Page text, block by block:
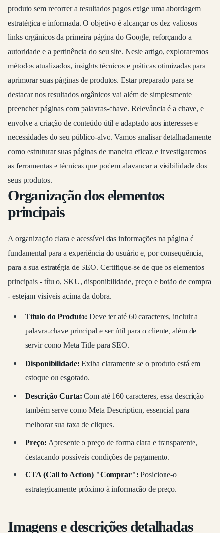
produto sem recorrer a resultados pagos exige uma abordagem
estratégica e informada. O objetivo é alcançar os dez valiosos
links orgânicos da primeira página do Google, reforçando a
autoridade e a pertinência do seu site. Neste artigo, exploraremos
métodos atualizados, insights técnicos e práticas otimizadas para
aprimorar suas páginas de produtos. Estar preparado para se
destacar nos resultados orgânicos vai além de simplesmente
preencher páginas com palavras-chave. Relevância é a chave, e
envolve a criação de conteúdo útil e adaptado aos interesses e
necessidades do seu público-alvo. Vamos analisar detalhadamente
como estruturar suas páginas de maneira eficaz e investigaremos
as ferramentas e técnicas que podem alavancar a visibilidade dos
seus produtos.
Organização dos elementos
principais
A organização clara e acessível das informações na página é
fundamental para a experiência do usuário e, por consequência,
para a sua estratégia de SEO. Certifique-se de que os elementos
principais - título, SKU, disponibilidade, preço e botão de compra
- estejam visíveis acima da dobra.
Título do Produto: Deve ter até 60 caracteres, incluir a
palavra-chave principal e ser útil para o cliente, além de
servir como Meta Title para SEO.
Disponibilidade: Exiba claramente se o produto está em
estoque ou esgotado.
Descrição Curta: Com até 160 caracteres, essa descrição
também serve como Meta Description, essencial para
melhorar sua taxa de cliques.
Preço: Apresente o preço de forma clara e transparente,
destacando possíveis condições de pagamento.
CTA (Call to Action) "Comprar": Posicione-o
estrategicamente próximo à informação de preço.
Imagens e descrições detalhadas